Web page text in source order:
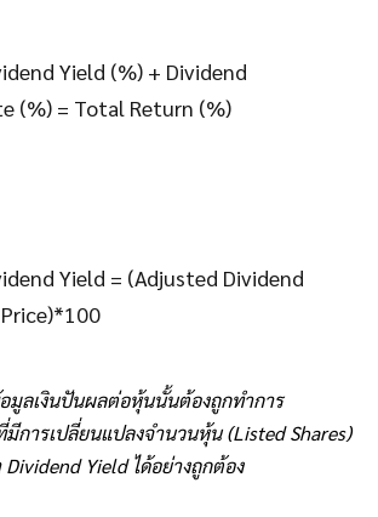
Yield (%) + Dividend
(%) = Total Return (%)
Yield = (Adjusted Dividend
มูลเงินปันผลต่อหุ้นนั้นต้องถูกทำการ
การเปลี่ยนแปลงจำนวนหุ้น (Listed Shares)
Yield ได้อย่างถูกต้อง